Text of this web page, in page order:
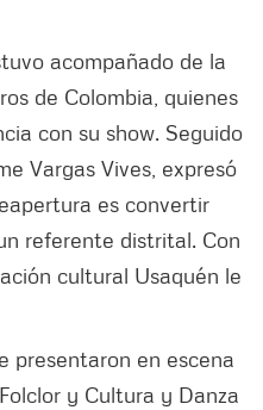
acompañado de la
de Colombia, quienes
con su show. Seguido
Vargas Vives, expresó
es convertir
referente distrital. Con
cultural Usaquén le
presentaron en escena
y Cultura y Danza